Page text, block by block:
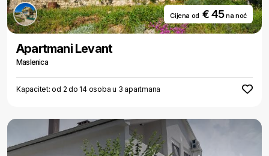
Cijena od € 45na noć
Apartmani Levant
Maslenica
Kapacitet: od 2 do 14 osoba u 3 apartmana